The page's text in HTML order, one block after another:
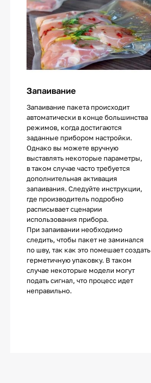
Запаивание
Запаивание пакета происходит
автоматически в конце большинства
режимов, когда достигаются
заданные прибором настройки.
Однако вы можете вручную
выставлять некоторые параметры,
в таком случае часто требуется
дополнительная активация
запаивания. Следуйте инструкции,
где производитель подробно
расписывает сценарии
использования прибора.
При запаивании необходимо
следить, чтобы пакет не заминался
по шву, так как это помешает создать
герметичную упаковку. В таком
случае некоторые модели могут
подать сигнал, что процесс идет
неправильно.